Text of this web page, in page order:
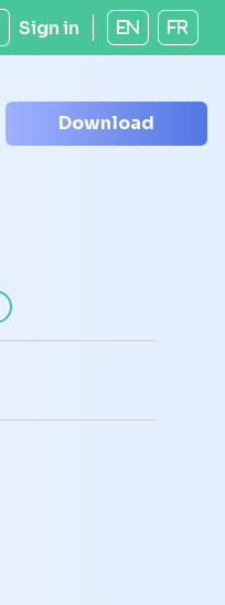
Sign in EN FR
Download